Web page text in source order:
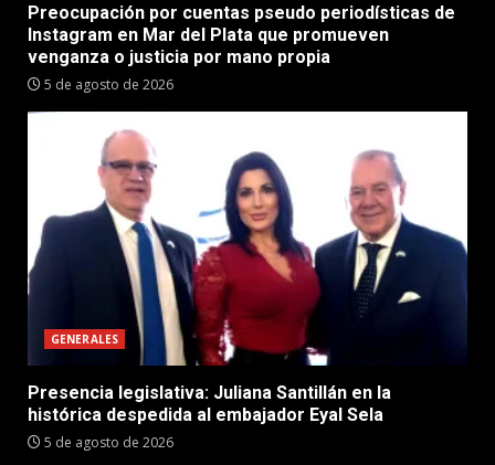
Preocupación por cuentas pseudo periodísticas de
Instagram en Mar del Plata que promueven
venganza o justicia por mano propia
5 de agosto de 2026
GENERALES
Presencia legislativa: Juliana Santillán en la
histórica despedida al embajador Eyal Sela
5 de agosto de 2026